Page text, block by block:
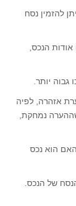
להזמין נסח
הנכס,
יותר.
אזהרה, לפיה
נמחקת,
הוא נכס
של הנכס.